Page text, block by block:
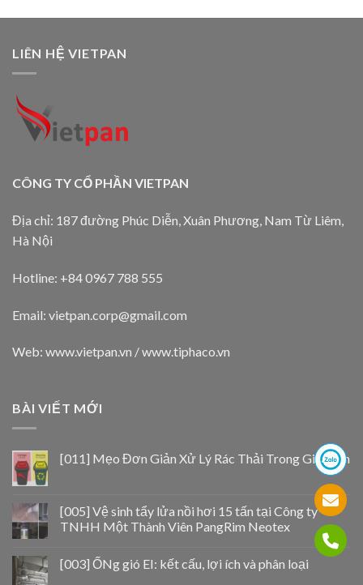
LIÊN HỆ VIETPAN
CÔNG TY CỔ PHẦN VIETPAN
Địa chỉ: 187 đường Phúc Diễn, Xuân Phương, Nam Từ Liêm,
Hà Nội
Hotline: +84 0967 788 555
Email: vietpan.corp@gmail.com
Web: www.vietpan.vn / www.tiphaco.vn
BÀI VIẾT MỚI
[011] Mẹo Đơn Giản Xử Lý Rác Thải Trong Gia Đình
[005] Vệ sinh tẩy lửa nồi hơi 15 tấn tại Công ty
TNHH Một Thành Viên PangRim Neotex
[003] ỐNg gió EI: kết cấu, lợi ích và phân loại